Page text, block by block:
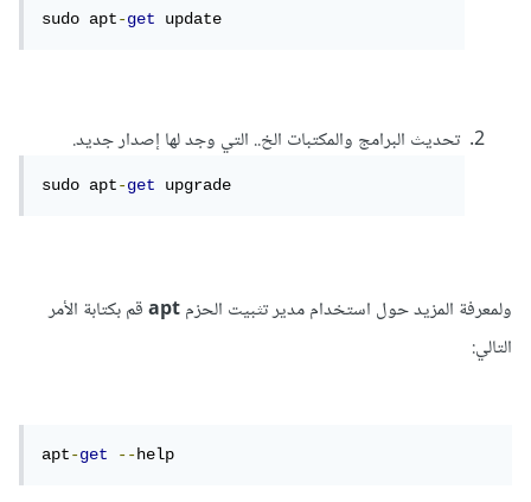
sudo apt-get update
تحديث البرامج والمكتبات الخ.. التي وجد لها إصدار جديد.
sudo apt-get upgrade
ولمعرفة المزيد حول استخدام مدير تثبيت الحزمaptقم بكتابة اﻷمر
التالي:
apt-get --help